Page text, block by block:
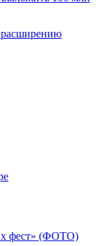
расширению
фест» (ФОТО)